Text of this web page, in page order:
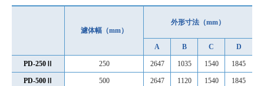
濾体幅（mm）
外形寸法（mm）
A B C D
PD-250Ⅱ 250 2647 1035 1540 1845
PD-500Ⅱ 500 2647 1120 1540 1845